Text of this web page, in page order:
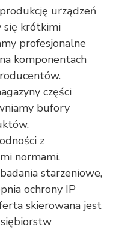
urządzeń
się krótkimi
profesjonalne
komponentach
części
bufory
z
normami.
starzeniowe,
ochrony IP
skierowana jest